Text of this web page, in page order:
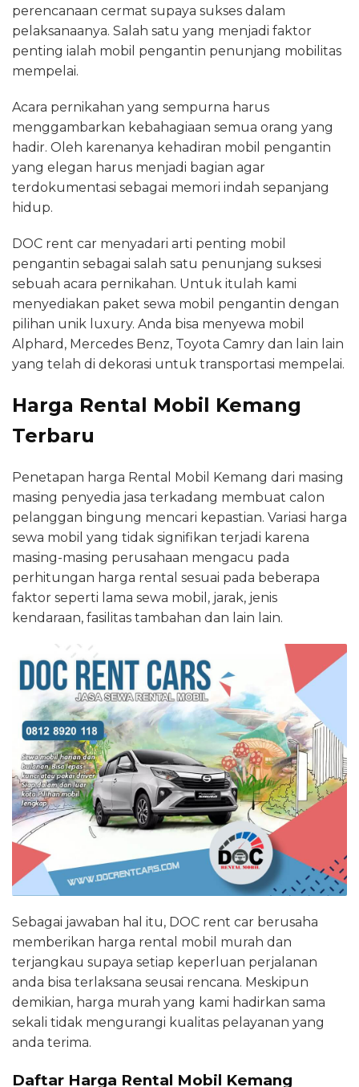
perencanaan cermat supaya sukses dalam
pelaksanaanya. Salah satu yang menjadi faktor
penting ialah mobil pengantin penunjang mobilitas
mempelai.
Acara pernikahan yang sempurna harus
menggambarkan kebahagiaan semua orang yang
hadir. Oleh karenanya kehadiran mobil pengantin
yang elegan harus menjadi bagian agar
terdokumentasi sebagai memori indah sepanjang
hidup.
DOC rent car menyadari arti penting mobil
pengantin sebagai salah satu penunjang suksesi
sebuah acara pernikahan. Untuk itulah kami
menyediakan paket sewa mobil pengantin dengan
pilihan unik luxury. Anda bisa menyewa mobil
Alphard, Mercedes Benz, Toyota Camry dan lain lain
yang telah di dekorasi untuk transportasi mempelai.
Harga Rental Mobil Kemang
Terbaru
Penetapan harga Rental Mobil Kemang dari masing
masing penyedia jasa terkadang membuat calon
pelanggan bingung mencari kepastian. Variasi harga
sewa mobil yang tidak signifikan terjadi karena
masing-masing perusahaan mengacu pada
perhitungan harga rental sesuai pada beberapa
faktor seperti lama sewa mobil, jarak, jenis
kendaraan, fasilitas tambahan dan lain lain.
Sebagai jawaban hal itu, DOC rent car berusaha
memberikan harga rental mobil murah dan
terjangkau supaya setiap keperluan perjalanan
anda bisa terlaksana seusai rencana. Meskipun
demikian, harga murah yang kami hadirkan sama
sekali tidak mengurangi kualitas pelayanan yang
anda terima.
Daftar Harga Rental Mobil Kemang